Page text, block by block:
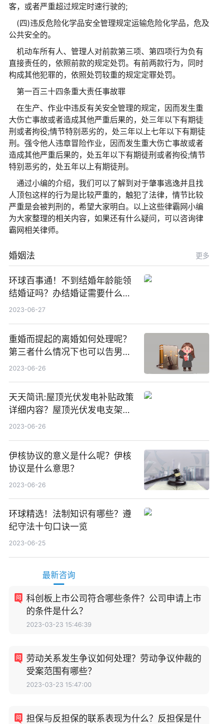
客，或者严重超过规定时速行驶的;
(四)违反危险化学品安全管理规定运输危险化学品，危及
公共安全的。
机动车所有人、管理人对前款第三项、第四项行为负有
直接责任的，依照前款的规定处罚。有前两款行为，同时
构成其他犯罪的，依照处罚较重的规定定罪处罚。
第一百三十四条重大责任事故罪
在生产、作业中违反有关安全管理的规定，因而发生重
大伤亡事故或者造成其他严重后果的，处三年以下有期徒
刑或者拘役;情节特别恶劣的，处三年以上七年以下有期徒
刑。强令他人违章冒险作业，因而发生重大伤亡事故或者
造成其他严重后果的，处五年以下有期徒刑或者拘役;情节
特别恶劣的，处五年以上有期徒刑。
通过小编的介绍，我们可以了解到对于肇事逃逸并且找
人顶包这样的行为是比较严重的，触犯了法律，情节比较
严重是会被判刑的，希望大家明白。以上这些律霸网小编
为大家整理的相关内容，如果还有什么疑问，可以咨询律
霸网相关律师。
婚姻法 更多
环球百事通！不到结婚年龄能领
结婚证吗？办结婚证需要什么材
料？没结婚孩子怎么上户口？
2023-06-27
重婚而提起的离婚如何处理呢？
第三者什么情况下也可以告男人
重婚罪呢？
2023-06-26
天天简讯:屋顶光伏发电补贴政策
详细内容？屋顶光伏发电支架价
格一般是多少？
2023-06-26
伊核协议的意义是什么呢？伊核
协议是什么意思？
2023-06-26
环球精选！法制知识有哪些？遵
纪守法十句口诀一览
2023-06-25
最新咨询
科创板上市公司符合哪些条件？公司申请上市
的条件是什么？
2023-03-23 15:46:39
劳动关系发生争议如何处理？劳动争议仲裁的
受案范围有哪些？
2023-03-23 15:47:00
担保与反担保的联系表现为什么？反担保是什